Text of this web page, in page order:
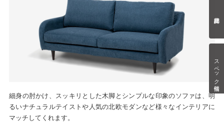
スペック情報
細身の肘かけ、スッキリとした木脚とシンプルな印象のソファは、明
るいナチュラルテイストや人気の北欧モダンなど様々なインテリアに
マッチしてくれます。